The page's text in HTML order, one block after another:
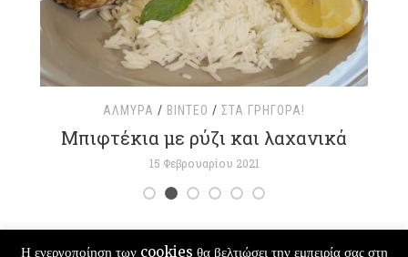
ΑΛΜΥΡΆ / ΒΊΝΤΕΟ / ΣΤΑ ΓΡΉΓΟΡΑ!
Μπιφτέκια με ρύζι και λαχανικά
15 Φεβρουαρίου 2021
Η ενεργοποίηση των cookies θα βελτιώσει την εμπειρία σας στη